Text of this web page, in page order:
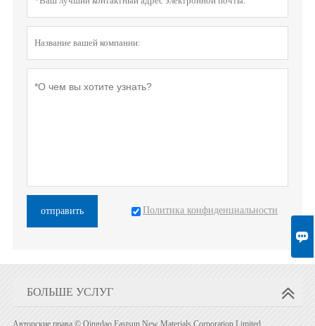

отправить Политика конфиденциальности
БОЛЬШЕ УСЛУГ
Авторские права © Qingdao Eastsun New Materials Corporation Limited